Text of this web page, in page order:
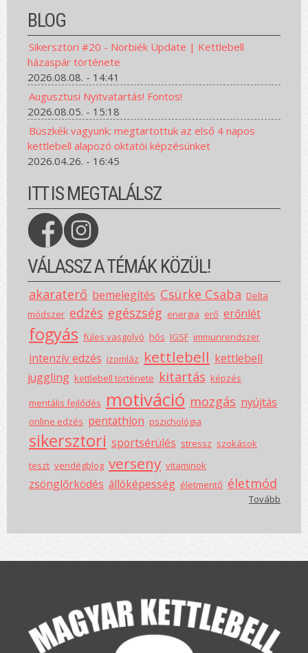
BLOG
Sikersztori #20 - Norbiék Update | Kettlebell
házaspár története
2026.08.08. - 14:41
Augusztusi Nyitvatartás! Fontos!
2026.08.05. - 15:18
Büszkék vagyunk: megtartottuk az első 4 napos
kettlebell alapozó oktatói képzésünket
2026.04.26. - 16:45
ITT IS MEGTALÁLSZ
VÁLASSZ A TÉMÁK KÖZÜL!
akaraterő bemelegítés Csürke Csaba Delta
módszer edzés egészség energia erő erőnlét
fogyás füles vasgolyó hős IGSF immunrendszer
intenzív edzés izomláz kettlebell kettlebell
juggling kettlebell története kitartás képzés
mentális fejlődés motiváció mozgás nyújtás
online edzés pentathlon pszichológia
sikersztori sportsérülés stressz szokások
teszt vendégblog verseny vitaminok
zsönglőrködés állóképesség életmentő életmód
Tovább